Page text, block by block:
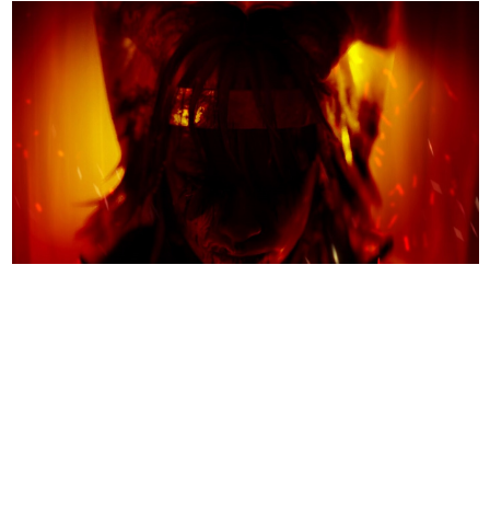
ゲーム世代の作家たち
ゲームに多大な影響を受けた作家さんに取材し、ゲームが
日本のコンテンツ産業やカルチャーに与えた影響を探る企
画です。
日本モバイルゲーム産業史
日本のモバイルゲーム史における主要なトピック・タイト
ルを網羅するほか、開発者へのインタビューや識者による
解説を掲載。約20年の歴史が一望できる決定版！
若ゲのいたり〜ゲームクリエイターの青春〜
『うつヌケ』『ペンと箸』等で知られるマンガ家・田中圭
一先生によるゲーム業界レポートマンガです。